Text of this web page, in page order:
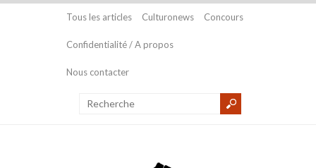
Tous les articles Culturonews Concours
Confidentialité / A propos
Nous contacter